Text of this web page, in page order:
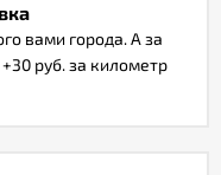
вами города. А за
руб. за километр